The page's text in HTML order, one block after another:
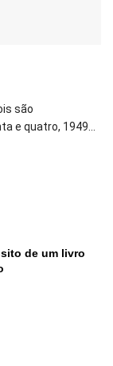
são
e quatro, 1949...
de um livro